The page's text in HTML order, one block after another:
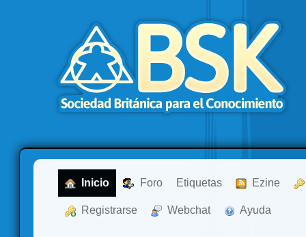
Inicio Foro Etiquetas Ezine
Registrarse Webchat Ayuda